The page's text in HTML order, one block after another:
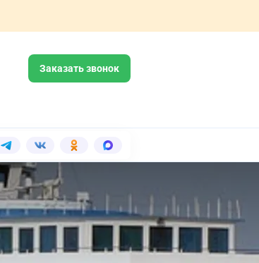
Заказать звонок